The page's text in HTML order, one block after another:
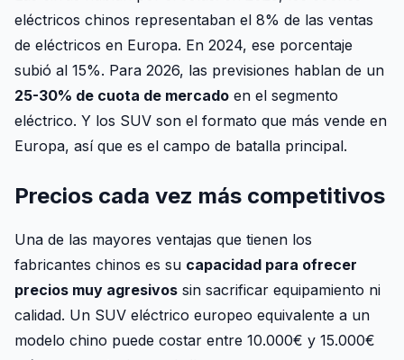
eléctricos chinos representaban el 8% de las ventas
de eléctricos en Europa. En 2024, ese porcentaje
subió al 15%. Para 2026, las previsiones hablan de un
25-30% de cuota de mercado en el segmento
eléctrico. Y los SUV son el formato que más vende en
Europa, así que es el campo de batalla principal.
Precios cada vez más competitivos
Una de las mayores ventajas que tienen los
fabricantes chinos es su capacidad para ofrecer
precios muy agresivos sin sacrificar equipamiento ni
calidad. Un SUV eléctrico europeo equivalente a un
modelo chino puede costar entre 10.000€ y 15.000€